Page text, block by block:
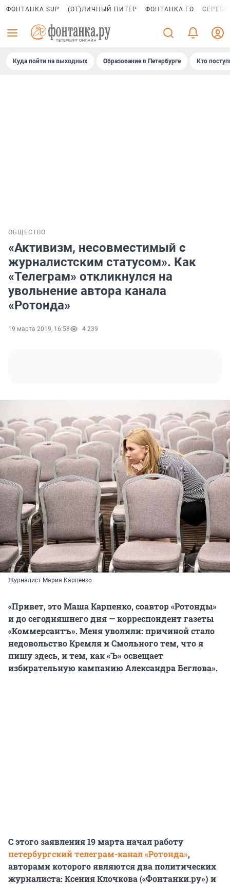
ФОНТАНКА SUP (ОТ)ЛИЧНЫЙ ПИТЕР ФОНТАНКА ГО
Куда пойти на выходных Образование в Петербурге Кто
ОБЩЕСТВО
«Активизм, несовместимый с
журналистским статусом». Как
«Телеграм» откликнулся на
увольнение автора канала
«Ротонда»
19 марта 2019, 16:58 4 239
Журналист Мария Карпенко
«Привет, это Маша Карпенко, соавтор «Ротонды»
и до сегодняшнего дня — корреспондент газеты
«Коммерсантъ». Меня уволили: причиной стало
недовольство Кремля и Смольного тем, что я
пишу здесь, и тем, как «Ъ» освещает
избирательную кампанию Александра Беглова».
С этого заявления 19 марта начал работу
петербургский телеграм-канал «Ротонда»,
авторами которого являются два политических
журналиста: Ксения Клочкова («Фонтанки.ру») и